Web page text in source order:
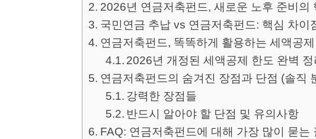
2026년 연금저축펀드, 새로운 노후 준비의
국민연금 추납 vs 연금저축펀드: 핵심 차이
연금저축펀드, 똑똑하게 활용하는 세액공
2026년 개정된 세액공제 한도 완벽 정
연금저축펀드의 숨겨진 장점과 단점 (솔직
강력한 장점들
반드시 알아야 할 단점 및 유의사항
FAQ: 연금저축펀드에 대해 가장 많이 묻는